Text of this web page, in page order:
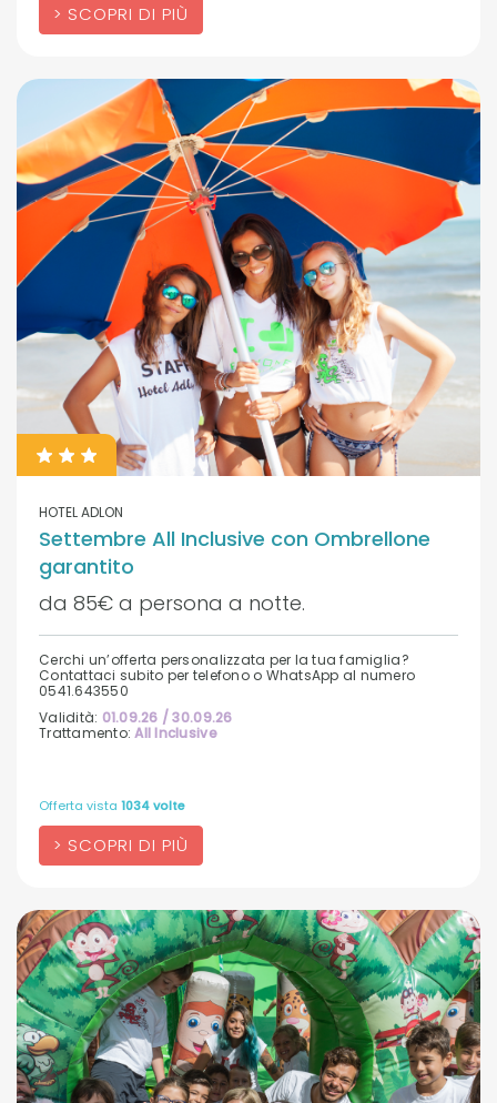
SCOPRI DI PIÙ
HOTEL ADLON
Settembre All Inclusive con Ombrellone
garantito
da 85€ a persona a notte.
Cerchi un’offerta personalizzata per la tua famiglia?
Contattaci subito per telefono o WhatsApp al numero
0541.643550
Validità: 01.09.26 / 30.09.26
Trattamento:All Inclusive
SCOPRI DI PIÙ
Offerta vista 1034 volte